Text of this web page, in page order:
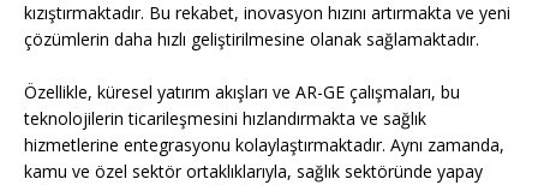
kızıştırmaktadır. Bu rekabet, inovasyon hızını artırmakta ve yeni
çözümlerin daha hızlı geliştirilmesine olanak sağlamaktadır.
Özellikle, küresel yatırım akışları ve AR-GE çalışmaları, bu
teknolojilerin ticarileşmesini hızlandırmakta ve sağlık
hizmetlerine entegrasyonu kolaylaştırmaktadır. Aynı zamanda,
kamu ve özel sektör ortaklıklarıyla, sağlık sektöründe yapay